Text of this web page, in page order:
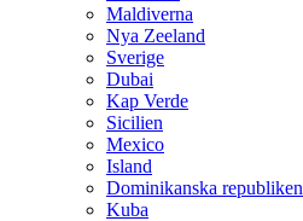
Maldiverna
Nya Zeeland
Sverige
Dubai
Kap Verde
Sicilien
Mexico
Island
Dominikanska republiken
Kuba